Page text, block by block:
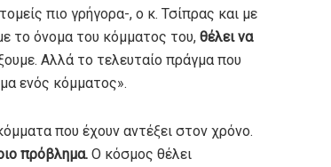
πιο γρήγορα-, ο κ. Τσίπρας και με
το όνομα του κόμματος του, θέλει να
Αλλά το τελευταίο πράγμα που
ενός κόμματος».
που έχουν αντέξει στον χρόνο.
πρόβλημα. Ο κόσμος θέλει